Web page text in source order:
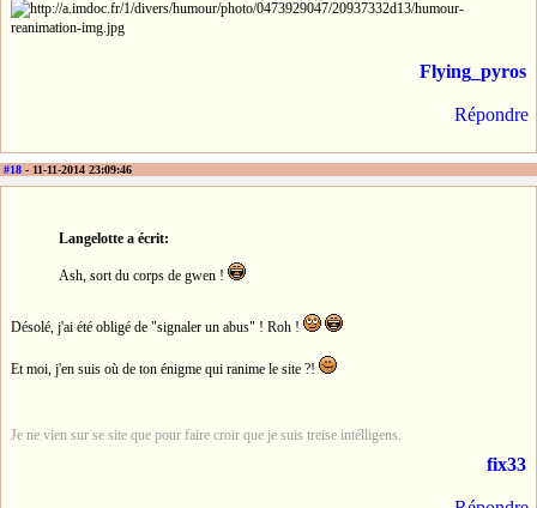
Flying_pyros
Répondre
#18 - 11-11-2014 23:09:46
Langelotte a écrit:
Ash, sort du corps de gwen !
Désolé, j'ai été obligé de "signaler un abus" ! Roh !
Et moi, j'en suis où de ton énigme qui ranime le site ?!
Je ne vien sur se site que pour faire croir que je suis treise intélligens.
fix33